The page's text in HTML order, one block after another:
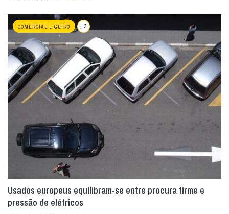
COMERCIAL LIGEIRO + 3
Usados europeus equilibram-se entre procura firme e
pressão de elétricos